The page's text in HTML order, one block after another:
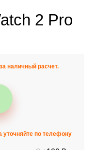
2 Pro
наличный расчет.
уточняйте по телефону